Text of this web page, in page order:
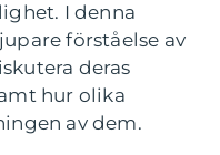
I denna
förståelse av
deras
hur olika
av dem.